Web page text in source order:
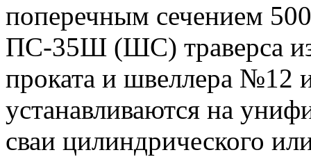
поперечным сечением
ПС-35Ш (ШС) траверса
проката и швеллера №12
устанавливаются на
сваи цилиндрического